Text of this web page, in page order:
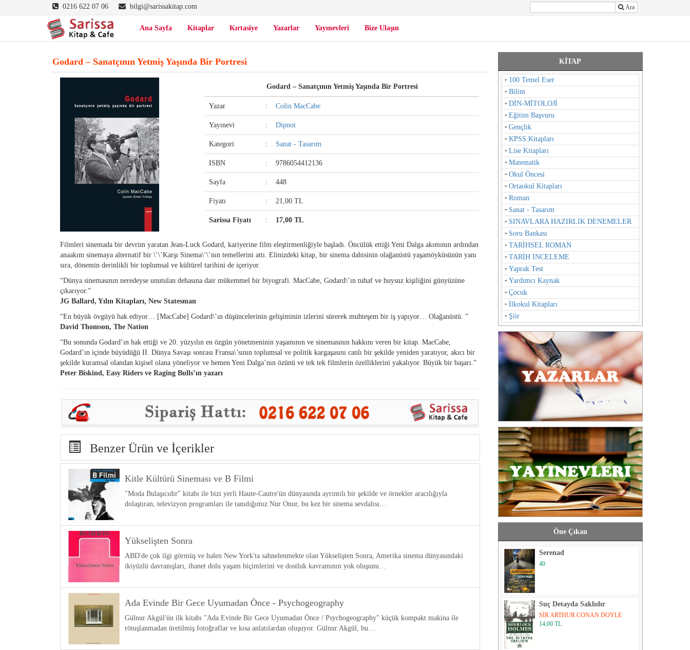
0216 622 07 06 bilgi@sarissakitap.com Ara
Ana Sayfa Kitaplar Kırtasiye Yazarlar Yayınevleri Bize Ulaşın
Godard – Sanatçının Yetmiş Yaşında Bir Portresi
Godard – Sanatçının Yetmiş Yaşında Bir Portresi
Yazar : Colin MacCabe
Yayınevi : Dipnot
Kategori : Sanat - Tasarım
ISBN : 9786054412136
Sayfa : 448
Fiyatı : 21,00 TL
Sarissa Fiyatı : 17,00 TL
Filmleri sinemada bir devrim yaratan Jean-Luck Godard, kariyerine film eleştirmenliğiyle başladı. Öncülük ettiği Yeni Dalga akımının ardından
anaakım sinemaya alternatif bir \’\’Karşı Sinema\’\’nın temellerini attı. Elinizdeki kitap, bir sinema dahisinin olağanüstü yaşamöyküsünün yanı
sıra, dönemin derinlikli bir toplumsal ve kültürel tarihini de içeriyor.
“Dünya sinemasının neredeyse unutulan dehasına dair mükemmel bir biyografi. MacCabe, Godard\’ın tuhaf ve huysuz kişiliğini günyüzüne
çıkarıyor.”
JG Ballard, Yılın Kitapları, New Statesman
“En büyük övgüyü hak ediyor… [MacCabe] Godard\’ın düşüncelerinin gelişiminin izlerini sürerek muhteşem bir iş yapıyor… Olağanüstü. ”
David Thomson, The Nation
“Bu sonunda Godard’ın hak ettiği ve 20. yüzyılın en özgün yönetmeninin yaşamının ve sinemasının hakkını veren bir kitap. MacCabe,
Godard’ın içinde büyüdüğü II. Dünya Savaşı sonrası Fransa\’sının toplumsal ve politik kargaşasını canlı bir şekilde yeniden yaratıyor, akıcı bir
şekilde kuramsal olandan kişisel olana yöneliyor ve hemen Yeni Dalga’nın özünü ve tek tek filmlerin özelliklerini yakalıyor. Büyük bir başarı.”
Peter Biskind, Easy Riders ve Raging Bulls’ın yazarı
Benzer Ürün ve İçerikler
Kitle Kültürü Sineması ve B Filmi
"Moda Bulaşıcıdır" kitabı ile bizi yerli Haute-Cautre'ün dünyasında ayrıntılı bir şekilde ve örnekler aracılığıyla
dolaştıran, televizyon programları ile tanıdığımız Nur Onur, bu kez bir sinema sevdalısı…
Yükselişten Sonra
ABD'de çok ilgi görmüş ve halen New York'ta sahnelenmekte olan Yükselişten Sonra, Amerika sinema dünyasındaki
ikiyüzlü davranışları, ihanet dolu yaşam biçimlerini ve dostluk kavramının yok oluşunu…
Ada Evinde Bir Gece Uyumadan Önce - Psychogeography
Gülnur Akgül'ün ilk kitabı "Ada Evinde Bir Gece Uyumadan Önce / Psychogeography" küçük kompakt makina ile
rötuşlanmadan üretilmiş fotoğraflar ve kısa anlatılardan oluşuyor. Gülnur Akgül, bu…
KİTAP
100 Temel Eser
Bilim
DİN-MİTOLOJİ
Eğitim Başvuru
Gençlik
KPSS Kitapları
Lise Kitapları
Matematik
Okul Öncesi
Ortaokul Kitapları
Roman
Sanat - Tasarım
SINAVLARA HAZIRLIK DENEMELER
Soru Bankası
TARİHSEL ROMAN
TARİH İNCELEME
Yaprak Test
Yardımcı Kaynak
Çocuk
İlkokul Kitapları
Şiir
Öne Çıkan
Serenad
40
Suç Detayda Saklıdır
SİR ARTHUR CONAN DOYLE
14,00 TL